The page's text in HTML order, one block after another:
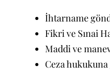
İhtarname
Fikri ve Sınai
Maddi ve
Ceza